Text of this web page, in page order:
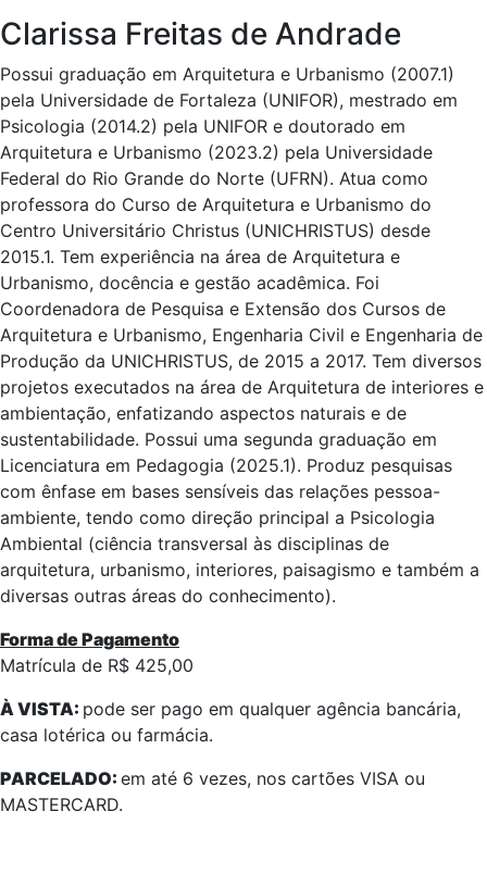
Clarissa Freitas de Andrade
Possui graduação em Arquitetura e Urbanismo (2007.1)
pela Universidade de Fortaleza (UNIFOR), mestrado em
Psicologia (2014.2) pela UNIFOR e doutorado em
Arquitetura e Urbanismo (2023.2) pela Universidade
Federal do Rio Grande do Norte (UFRN). Atua como
professora do Curso de Arquitetura e Urbanismo do
Centro Universitário Christus (UNICHRISTUS) desde
2015.1. Tem experiência na área de Arquitetura e
Urbanismo, docência e gestão acadêmica. Foi
Coordenadora de Pesquisa e Extensão dos Cursos de
Arquitetura e Urbanismo, Engenharia Civil e Engenharia de
Produção da UNICHRISTUS, de 2015 a 2017. Tem diversos
projetos executados na área de Arquitetura de interiores e
ambientação, enfatizando aspectos naturais e de
sustentabilidade. Possui uma segunda graduação em
Licenciatura em Pedagogia (2025.1). Produz pesquisas
com ênfase em bases sensíveis das relações pessoa-
ambiente, tendo como direção principal a Psicologia
Ambiental (ciência transversal às disciplinas de
arquitetura, urbanismo, interiores, paisagismo e também a
diversas outras áreas do conhecimento).
Forma de Pagamento
Matrícula de R$ 425,00
À VISTA: pode ser pago em qualquer agência bancária,
casa lotérica ou farmácia.
PARCELADO: em até 6 vezes, nos cartões VISA ou
MASTERCARD.